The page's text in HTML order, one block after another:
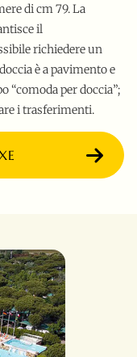
di cm 79. La
il
richiedere un
è a pavimento e
“comoda per doccia”;
i trasferimenti.